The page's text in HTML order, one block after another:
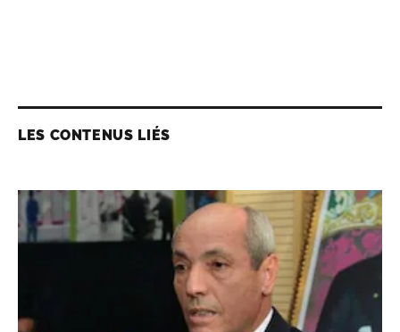
LES CONTENUS LIÉS